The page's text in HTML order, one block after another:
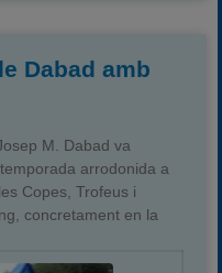
Dabad amb
M. Dabad va
arrodonida a
Copes, Trofeus i
concretament en la